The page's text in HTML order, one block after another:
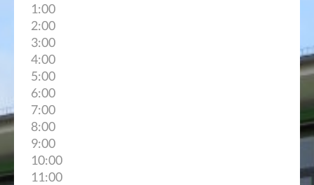
1:00
2:00
3:00
4:00
5:00
6:00
7:00
8:00
9:00
10:00
11:00